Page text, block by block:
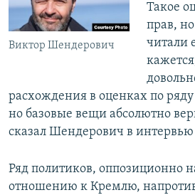
Виктор Шендерович
Такое
прав,
читали
расхождения в оценках по
но базовые вещи абсолютно
сказал Шендерович в
Ряд политиков, оппозиционно
отношению к Кремлю,